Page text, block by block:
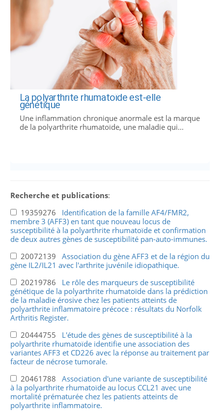
La polyarthrite rhumatoïde est-elle
génétique
Une inflammation chronique anormale est la marque
de la polyarthrite rhumatoïde, une maladie qui...
Recherche et publications:
19359276 Identification de la famille AF4/FMR2,
membre 3 (AFF3) en tant que nouveau locus de
susceptibilité à la polyarthrite rhumatoïde et confirmation
de deux autres gènes de susceptibilité pan-auto-immunes.
20072139 Association du gène AFF3 et de la région du
gène IL2/IL21 avec l'arthrite juvénile idiopathique.
20219786 Le rôle des marqueurs de susceptibilité
génétique de la polyarthrite rhumatoïde dans la prédiction
de la maladie érosive chez les patients atteints de
polyarthrite inflammatoire précoce : résultats du Norfolk
Arthritis Register.
20444755 L'étude des gènes de susceptibilité à la
polyarthrite rhumatoïde identifie une association des
variantes AFF3 et CD226 avec la réponse au traitement par
facteur de nécrose tumorale.
20461788 Association d'une variante de susceptibilité
à la polyarthrite rhumatoïde au locus CCL21 avec une
mortalité prématurée chez les patients atteints de
polyarthrite inflammatoire.